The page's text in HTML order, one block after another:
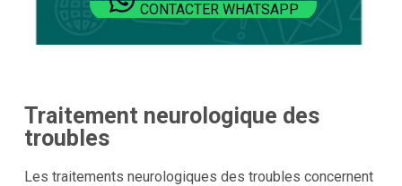
CONTACTER WHATSAPP
Traitement neurologique des
troubles
Les traitements neurologiques des troubles concernent